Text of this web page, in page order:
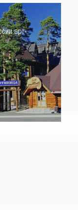
арт-